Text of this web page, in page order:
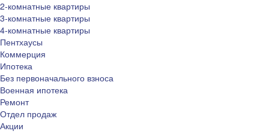
2-комнатные квартиры
3-комнатные квартиры
4-комнатные квартиры
Пентхаусы
Коммерция
Ипотека
Без первоначального взноса
Военная ипотека
Ремонт
Отдел продаж
Акции